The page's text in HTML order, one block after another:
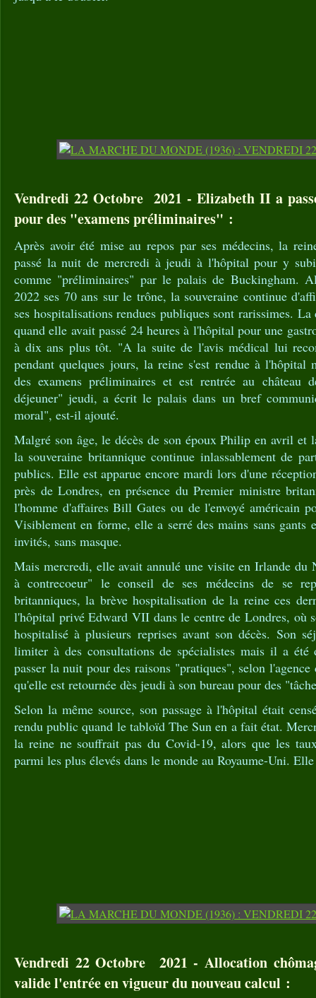
Vendredi 22 Octobre 2021 - Elizabeth II a
pour des "examens préliminaires" :
Après avoir été mise au repos par ses médecins, la
passé la nuit de mercredi à jeudi à l'hôpital pour y
comme "préliminaires" par le palais de Buckingham.
2022 ses 70 ans sur le trône, la souveraine continue
ses hospitalisations rendues publiques sont rarissimes.
quand elle avait passé 24 heures à l'hôpital pour une
à dix ans plus tôt. "A la suite de l'avis médical lui
pendant quelques jours, la reine s'est rendue à l'hôpital
des examens préliminaires et est rentrée au château
déjeuner" jeudi, a écrit le palais dans un bref
moral", est-il ajouté.
Malgré son âge, le décès de son époux Philip en avril et
la souveraine britannique continue inlassablement de
publics. Elle est apparue encore mardi lors d'une
près de Londres, en présence du Premier ministre
l'homme d'affaires Bill Gates ou de l'envoyé américain
Visiblement en forme, elle a serré des mains sans gants
invités, sans masque.
Mais mercredi, elle avait annulé une visite en Irlande du
à contrecoeur" le conseil de ses médecins de se
britanniques, la brève hospitalisation de la reine ces
l'hôpital privé Edward VII dans le centre de Londres, où
hospitalisé à plusieurs reprises avant son décès. Son
limiter à des consultations de spécialistes mais il a été
passer la nuit pour des raisons "pratiques", selon l'agence
qu'elle est retournée dès jeudi à son bureau pour des
Selon la même source, son passage à l'hôpital était
rendu public quand le tabloïd The Sun en a fait état.
la reine ne souffrait pas du Covid-19, alors que les
parmi les plus élevés dans le monde au Royaume-Uni.
Vendredi 22 Octobre 2021 - Allocation
valide l'entrée en vigueur du nouveau calcul :